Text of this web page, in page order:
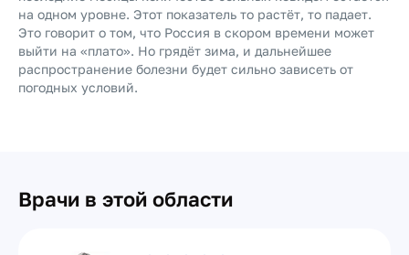
на одном уровне. Этот показатель то растёт, то падает.
Это говорит о том, что Россия в скором времени может
выйти на «плато». Но грядёт зима, и дальнейшее
распространение болезни будет сильно зависеть от
погодных условий.
Врачи в этой области